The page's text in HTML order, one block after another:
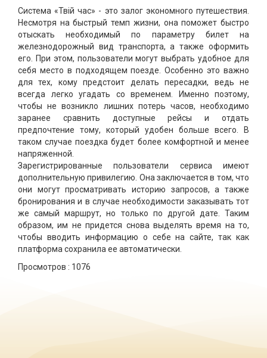
Система «Твiй час» - это залог экономного путешествия.
Несмотря на быстрый темп жизни, она поможет быстро
отыскать необходимый по параметру билет на
железнодорожный вид транспорта, а также оформить
его. При этом, пользователи могут выбрать удобное для
себя место в подходящем поезде. Особенно это важно
для тех, кому предстоит делать пересадки, ведь не
всегда легко угадать со временем. Именно поэтому,
чтобы не возникло лишних потерь часов, необходимо
заранее сравнить доступные рейсы и отдать
предпочтение тому, который удобен больше всего. В
таком случае поездка будет более комфортной и менее
напряженной.
Зарегистрированные пользователи сервиса имеют
дополнительную привилегию. Она заключается в том, что
они могут просматривать историю запросов, а также
бронирования и в случае необходимости заказывать тот
же самый маршрут, но только по другой дате. Таким
образом, им не придется снова выделять время на то,
чтобы вводить информацию о себе на сайте, так как
платформа сохранила ее автоматически.
Просмотров : 1076